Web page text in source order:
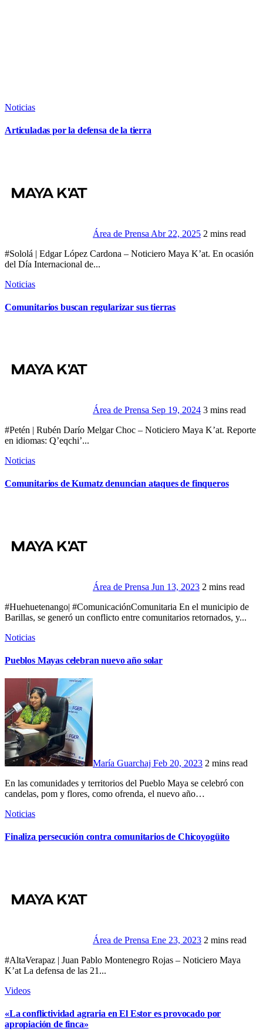
Noticias
Articuladas por la defensa de la tierra
Área de Prensa Abr 22, 2025 2 mins read
#Sololá | Edgar López Cardona – Noticiero Maya K’at. En ocasión
del Día Internacional de...
Noticias
Comunitarios buscan regularizar sus tierras
Área de Prensa Sep 19, 2024 3 mins read
#Petén | Rubén Darío Melgar Choc – Noticiero Maya K’at. Reporte
en idiomas: Q’eqchi’...
Noticias
Comunitarios de Kumatz denuncian ataques de finqueros
Área de Prensa Jun 13, 2023 2 mins read
#Huehuetenango| #ComunicaciónComunitaria En el municipio de
Barillas, se generó un conflicto entre comunitarios retornados, y...
Noticias
Pueblos Mayas celebran nuevo año solar
María Guarchaj Feb 20, 2023 2 mins read
En las comunidades y territorios del Pueblo Maya se celebró con
candelas, pom y flores, como ofrenda, el nuevo año…
Noticias
Finaliza persecución contra comunitarios de Chicoyogüito
Área de Prensa Ene 23, 2023 2 mins read
#AltaVerapaz | Juan Pablo Montenegro Rojas – Noticiero Maya
K’at La defensa de las 21...
Videos
«La conflictividad agraria en El Estor es provocado por
apropiación de finca»